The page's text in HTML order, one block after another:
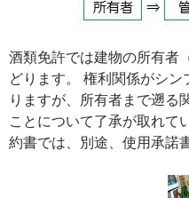
酒類免許では建物の所有者
どります。 権利関係がシ
りますが、所有者まで遡る
ことについて了承が取れて
約書では、別途、使用承諾